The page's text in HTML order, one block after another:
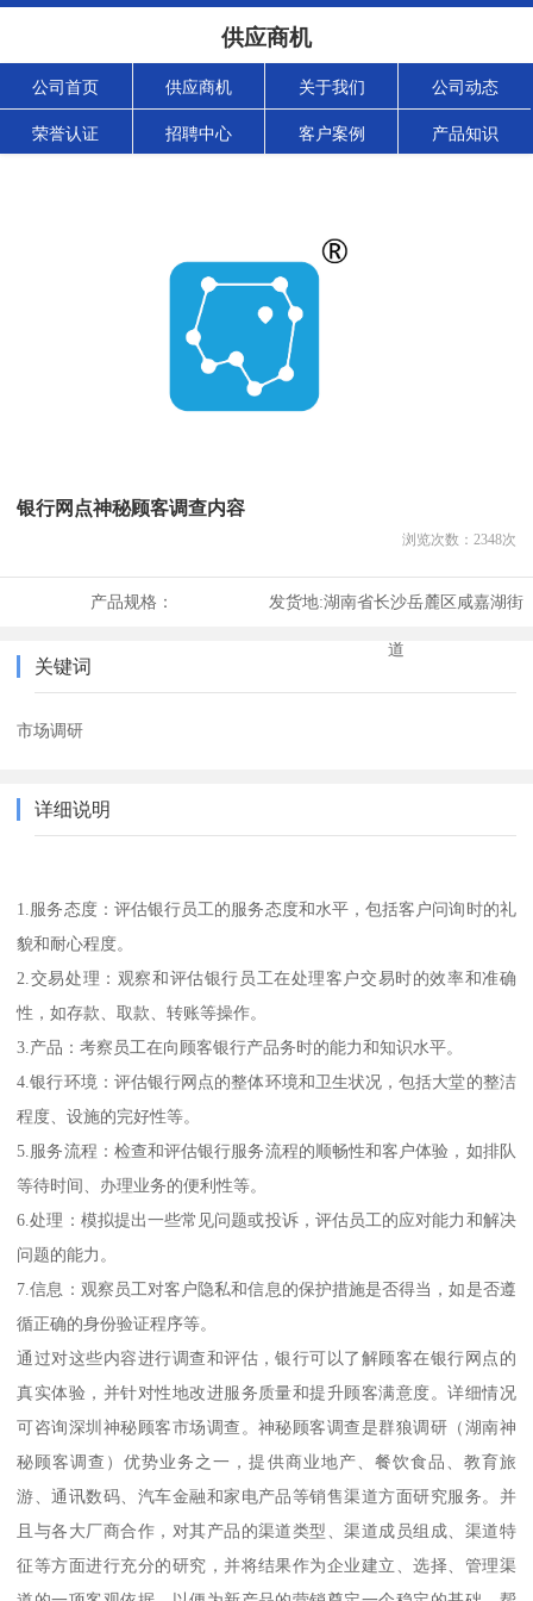
供应商机
公司首页 供应商机 关于我们 公司动态
荣誉认证 招聘中心 客户案例 产品知识
银行网点神秘顾客调查内容
浏览次数： 2348次
产品规格： 发货地:湖南省长沙岳麓区咸嘉湖街
道
关键词
市场调研
详细说明
1.服务态度：评估银行员工的服务态度和水平，包括客户问询时的礼
貌和耐心程度。
2.交易处理：观察和评估银行员工在处理客户交易时的效率和准确
性，如存款、取款、转账等操作。
3.产品：考察员工在向顾客银行产品务时的能力和知识水平。
4.银行环境：评估银行网点的整体环境和卫生状况，包括大堂的整洁
程度、设施的完好性等。
5.服务流程：检查和评估银行服务流程的顺畅性和客户体验，如排队
等待时间、办理业务的便利性等。
6.处理：模拟提出一些常见问题或投诉，评估员工的应对能力和解决
问题的能力。
7.信息：观察员工对客户隐私和信息的保护措施是否得当，如是否遵
循正确的身份验证程序等。
通过对这些内容进行调查和评估，银行可以了解顾客在银行网点的
真实体验，并针对性地改进服务质量和提升顾客满意度。详细情况
可咨询深圳神秘顾客市场调查。神秘顾客调查是群狼调研（湖南神
秘顾客调查）优势业务之一，提供商业地产、餐饮食品、教育旅
游、通讯数码、汽车金融和家电产品等销售渠道方面研究服务。并
且与各大厂商合作，对其产品的渠道类型、渠道成员组成、渠道特
征等方面进行充分的研究，并将结果作为企业建立、选择、管理渠